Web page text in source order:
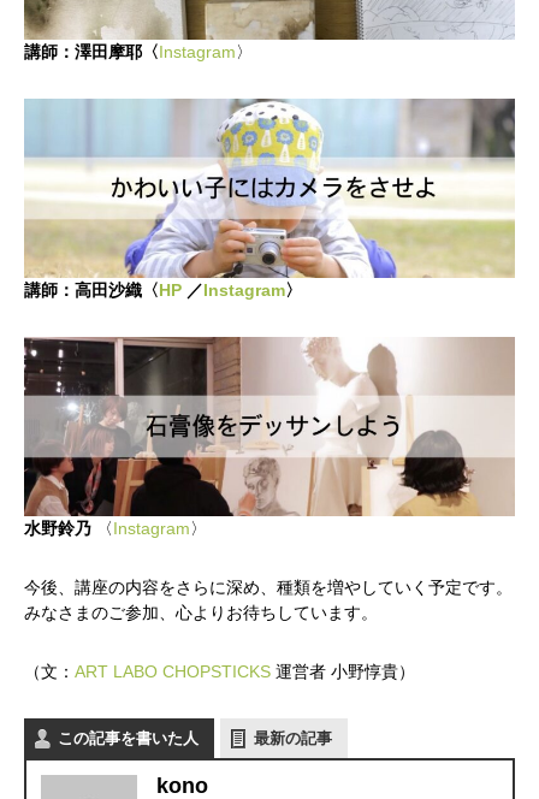
かかみがはら暮らし委員会とは？
メンバー図鑑
寄り合い
会社概要
お問い合わせ
Instagram 最新のイベント情報を発信中
かかみがはら暮らし委員会とは？ メンバー図鑑 活動内容
講師：澤田摩耶〈Instagram〉
講師： 高田沙織〈HP ／Instagram〉
水野鈴乃 〈Instagram〉
今後、講座の内容をさらに深め、種類を増やしていく予定です。
みなさまのご参加、心よりお待ちしています。
（文： ART LABO CHOPSTICKS 運営者 小野惇貴）
この記事を書いた人 最新の記事
kono